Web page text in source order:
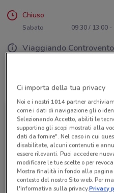
Chiuso
Sabato 09:30 / 13:00
Viaggiando Controvento
Tutte le promozioni di
Ci importa della tua privacy
Noi e i nostri 1014partner
come i dati di navigazione gli o
Selezionando Accetto, abiliti le
supportino gli scopi mostrati alla
dati da fornire". Nel caso in cui
disabilitate, alcuni contenuti e
essere rilevanti. Puoi accedere
modificare le tue scelte o per
Mostra finalità in fondo alla
contesto del nostro Sito web. Per
l'Informativa sulla privacy.Privacy